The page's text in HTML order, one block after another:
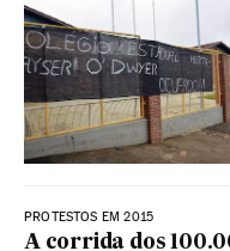
PROTESTOS EM 2015
A corrida dos